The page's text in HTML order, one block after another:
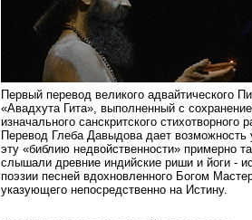
Первый перевод великого адвайтического
«Авадхута Гита», выполненный с
изначального санскритского стихотворного
Перевод Глеба Давыдова дает
эту «библию недвойственности» примерно
слышали древние индийские риши и йоги -
поэзии песней вдохновленного Богом
указующего непосредственно на Истину.